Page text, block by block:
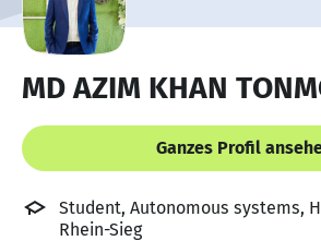
MD AZIM KHAN
Ganzes Profil
Student, Autonomous systems,
Rhein-Sieg